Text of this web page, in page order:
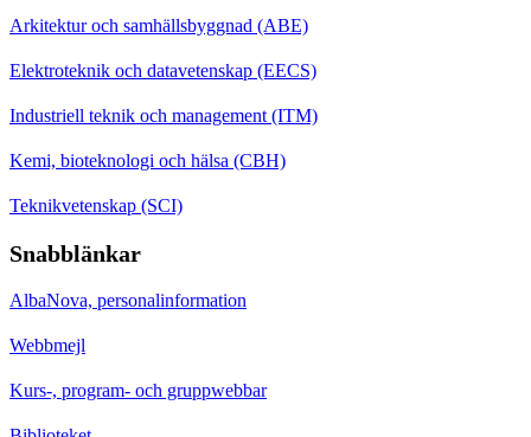
Arkitektur och samhällsbyggnad (ABE)
Elektroteknik och datavetenskap (EECS)
Industriell teknik och management (ITM)
Kemi, bioteknologi och hälsa (CBH)
Teknikvetenskap (SCI)
Snabblänkar
AlbaNova, personalinformation
Webbmejl
Kurs-, program- och gruppwebbar